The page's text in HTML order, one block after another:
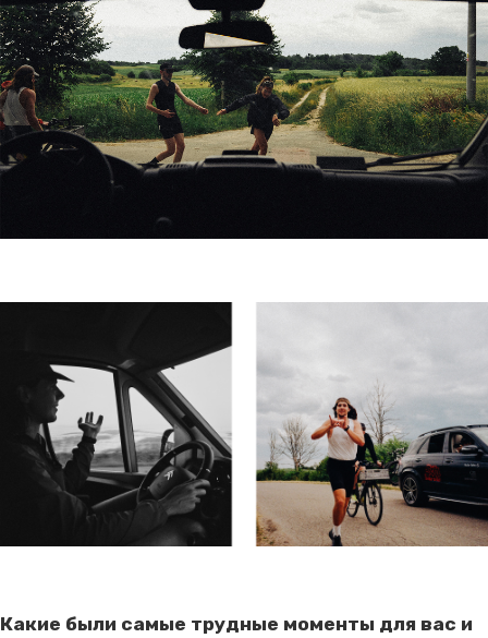
Какие были самые трудные моменты для вас и